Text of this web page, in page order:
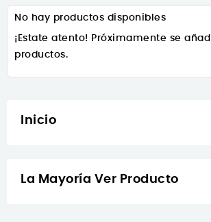
No hay productos disponibles
¡Estate atento! Próximamente se
productos.
Inicio
La Mayoría Ver Producto